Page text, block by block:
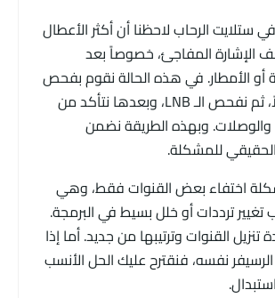
ستلايت الرحاب لاحظنا أن أكثر الأعطال
المفاجئ، خصوصاً بعد
أو الأمطار. في هذه الحالة نقوم بفحص
اتجاه الطبق أولاً، ثم نفحص الـ LNB، وبعدها نتأكد من
وبهذه الطريقة نضمن
للمشكلة.
اختفاء بعض القنوات فقط، وهي
تغيير ترددات أو خلل بسيط في البرمجة.
تنزيل القنوات وترتيبها من جديد. أما إذا
نفسه، فنقترح عليك الحل الأنسب